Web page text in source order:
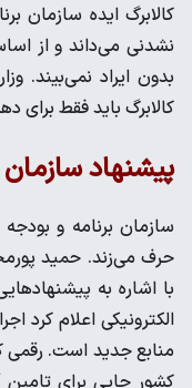
کالابرگ ایده سازمان
نشدنی می‌داند و از
بدون ایراد نمی‌بیند.
کالابرگ باید فقط برای
پیشنهاد
سازمان برنامه و
حرف می‌زند. حمید
منابع جدید است. رقمی
کشور جایی برای تامین